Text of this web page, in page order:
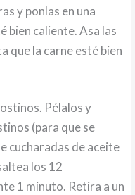
y ponlas en una
bien caliente. Asa las
que la carne esté bien
Pélalos y
(para que se
cucharadas de aceite
los 12
1 minuto. Retira a un